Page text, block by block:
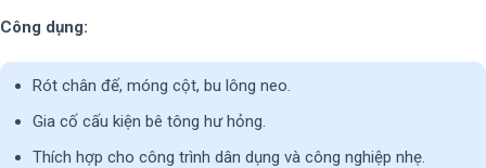
Công dụng:
Rót chân đế, móng cột, bu lông neo.
Gia cố cấu kiện bê tông hư hỏng.
Thích hợp cho công trình dân dụng và công nghiệp nhẹ.